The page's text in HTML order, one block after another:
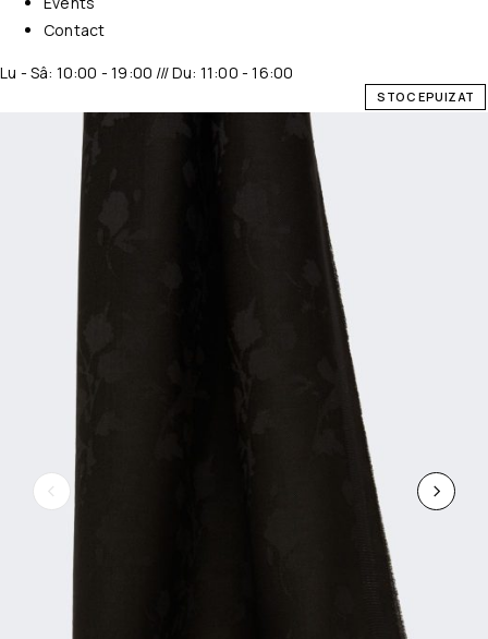
Contact
Lu - Sâ: 10:00 - 19:00 /// Du: 11:00 - 16:00
STOC EPUIZAT